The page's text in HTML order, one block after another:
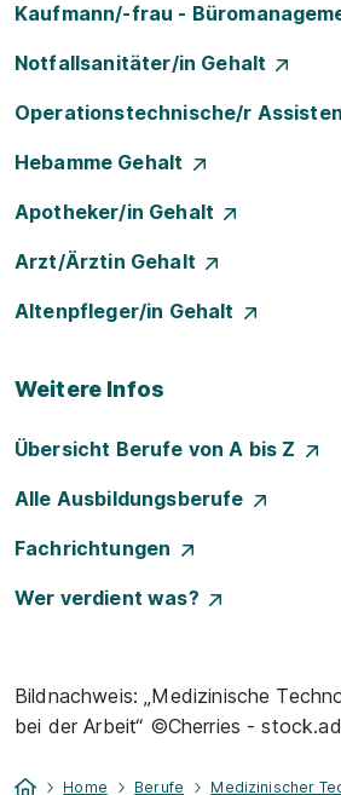
Kaufmann/-frau -
Notfallsanitäter/in Gehalt
Operationstechnische/r
Hebamme Gehalt
Apotheker/in Gehalt
Arzt/Ärztin Gehalt
Altenpfleger/in Gehalt
Weitere Infos
Übersicht Berufe von A bis Z
Alle Ausbildungsberufe
Fachrichtungen
Wer verdient was?
Bildnachweis: „Medizinische
bei der Arbeit“ ©Cherries -
Home Berufe
Medizinischer